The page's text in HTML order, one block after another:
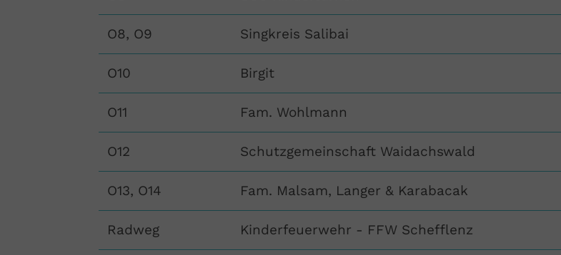
O8, O9 Singkreis Salibai
O10 Birgit
O11 Fam. Wohlmann
O12 Schutzgemeinschaft Waidachswald
O13, O14 Fam. Malsam, Langer & Karabacak
Radweg Kinderfeuerwehr - FFW Schefflenz